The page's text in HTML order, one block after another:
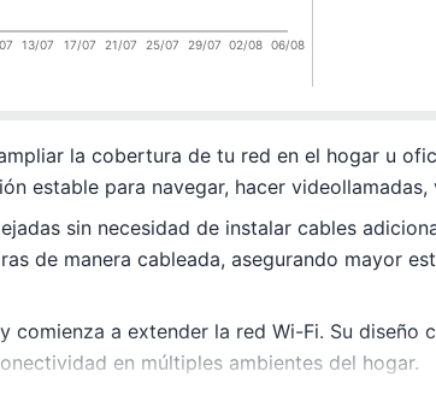
13/07 17/07 21/07 25/07 29/07 02/08 06/08
la cobertura de tu red en el hogar u
estable para navegar, hacer
sin necesidad de instalar cables
de manera cableada, asegurando mayor
a extender la red Wi-Fi. Su
en múltiples ambientes del hogar.